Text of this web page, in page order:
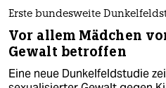
Erste bundesweite
Vor allem Mädchen
Gewalt betroffen
Eine neue Dunkelfeldstudie